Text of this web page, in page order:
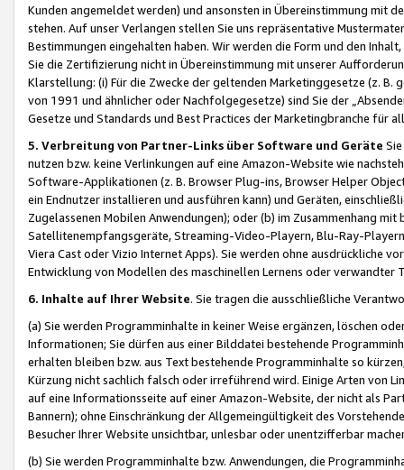
Kunden angemeldet werden) und ansonsten in Übereinstimmung mit
stehen. Auf unser Verlangen stellen Sie uns repräsentative
Bestimmungen eingehalten haben. Wir werden die Form und den
Sie die Zertifizierung nicht in Übereinstimmung mit unserer
Klarstellung: (i) Für die Zwecke der geltenden Marketinggesetze (z. B.
von 1991 und ähnlicher oder Nachfolgegesetze) sind Sie der
Gesetze und Standards und Best Practices der Marketingbranche für
5. Verbreitung von Partner-Links über Software und Geräte
nutzen bzw. keine Verlinkungen auf eine Amazon-Website wie
Software-Applikationen (z. B. Browser Plug-ins, Browser Helper
ein Endnutzer installieren und ausführen kann) und Geräten,
Zugelassenen Mobilen Anwendungen); oder (b) im Zusammenhang
Satellitenempfangsgeräte, Streaming-Video-Playern, Blu-Ray-
Viera Cast oder Vizio Internet Apps). Sie werden ohne ausdrückliche
Entwicklung von Modellen des maschinellen Lernens oder
6. Inhalte auf Ihrer Website. Sie tragen die ausschließliche
(a) Sie werden Programminhalte in keiner Weise ergänzen, löschen
Informationen; Sie dürfen aus einer Bilddatei bestehende
erhalten bleiben bzw. aus Text bestehende Programminhalte so
Kürzung nicht sachlich falsch oder irreführend wird. Einige Arten von
auf eine Informationsseite auf einer Amazon-Website, der nicht als
Bannern); ohne Einschränkung der Allgemeingültigkeit des
Besucher Ihrer Website unsichtbar, unlesbar oder unentzifferbar
(b) Sie werden Programminhalte bzw. Anwendungen, die